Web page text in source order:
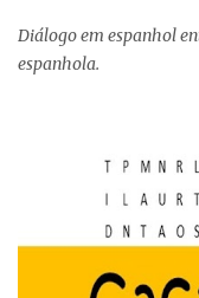
Diálogo em espanhol
espanhola.